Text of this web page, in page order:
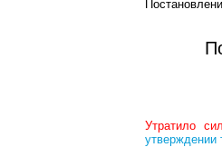
Утратило